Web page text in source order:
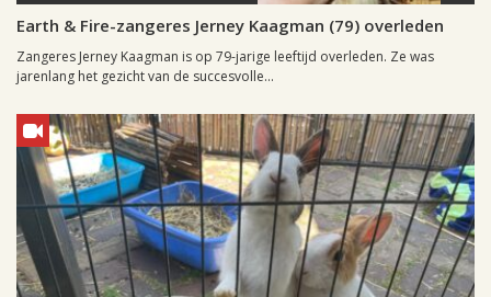
Earth & Fire-zangeres Jerney Kaagman (79) overleden
Zangeres Jerney Kaagman is op 79-jarige leeftijd overleden. Ze was
jarenlang het gezicht van de succesvolle...